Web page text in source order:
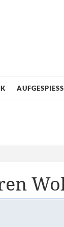
AUFGESPIESST